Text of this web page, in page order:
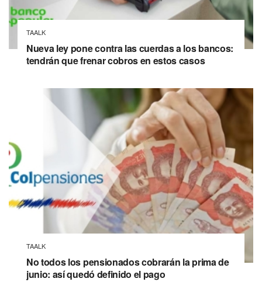
TAALK
Nueva ley pone contra las cuerdas a los bancos:
tendrán que frenar cobros en estos casos
TAALK
No todos los pensionados cobrarán la prima de
junio: así quedó definido el pago